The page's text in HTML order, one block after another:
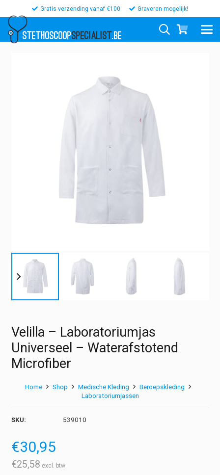
Gratis verzending vanaf €100 Graveren mogelijk!
STETHOSCOOPSPECIALIST.BE
Velilla – Laboratoriumjas
Universeel – Waterafstotend
Microfiber
Home Shop Medische Kleding
Beroepskleding
Laboratoriumjassen
SKU: 539010
€30,95
€25,58